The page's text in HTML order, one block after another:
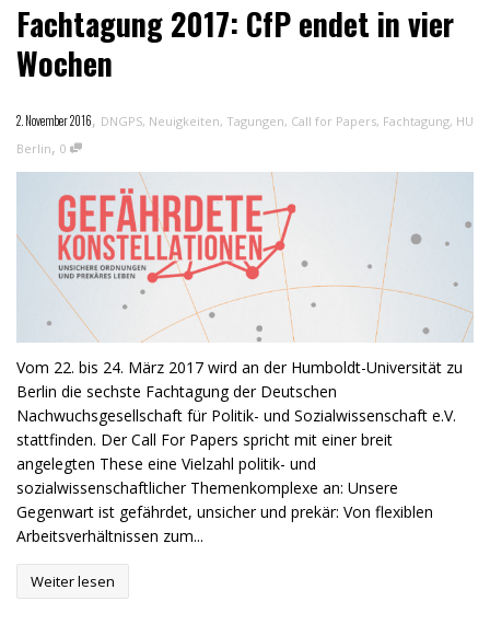
Fachtagung 2017: CfP endet in vier
Wochen
2. November 2016, DNGPS, Neuigkeiten, Tagungen, Call for Papers, Fachtagung, HU
Berlin, 0
Vom 22. bis 24. März 2017 wird an der Humboldt-Universität zu
Berlin die sechste Fachtagung der Deutschen
Nachwuchsgesellschaft für Politik- und Sozialwissenschaft e.V.
stattfinden. Der Call For Papers spricht mit einer breit
angelegten These eine Vielzahl politik- und
sozialwissenschaftlicher Themenkomplexe an: Unsere
Gegenwart ist gefährdet, unsicher und prekär: Von flexiblen
Arbeitsverhältnissen zum...
Weiter lesen